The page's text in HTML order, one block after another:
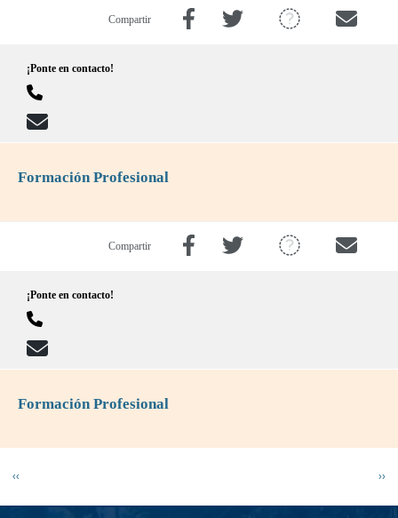
Compartir
¡Ponte en contacto!
Formación Profesional
Compartir
¡Ponte en contacto!
Formación Profesional
Paginación
Página anterior
‹‹ ››